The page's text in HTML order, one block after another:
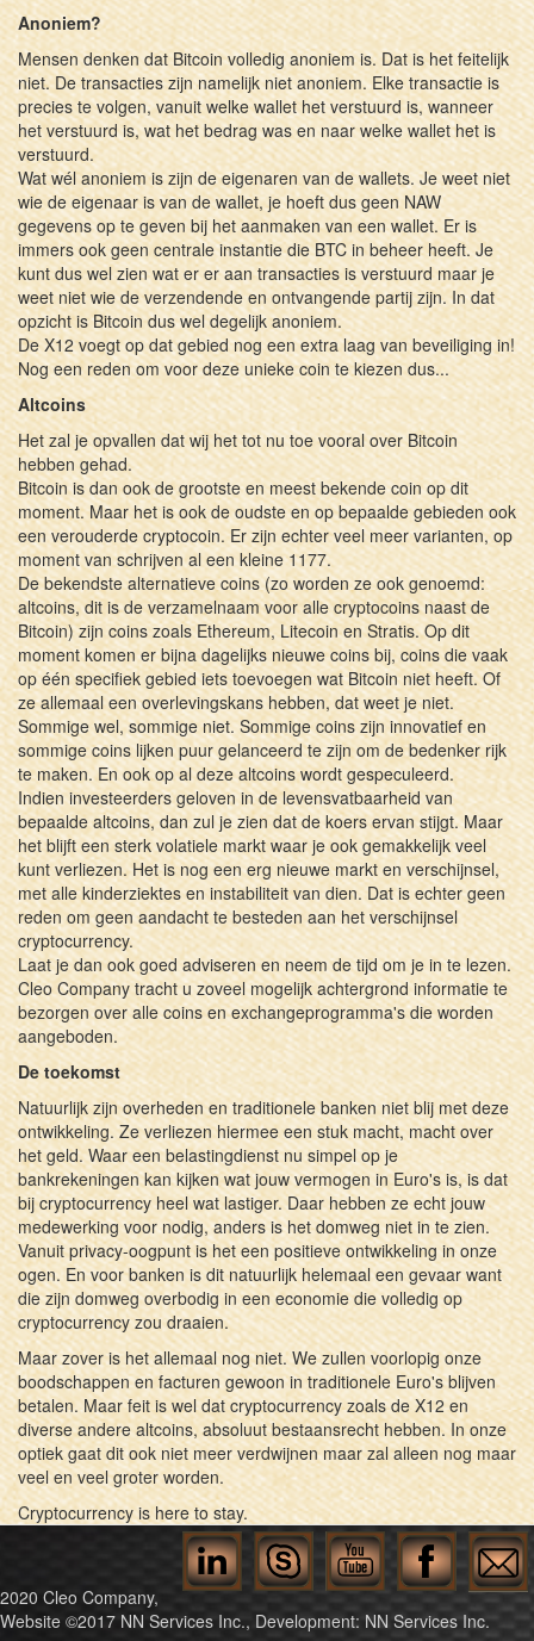
Anoniem?
Mensen denken dat Bitcoin volledig anoniem is. Dat is het feitelijk
niet. De transacties zijn namelijk niet anoniem. Elke transactie is
precies te volgen, vanuit welke wallet het verstuurd is, wanneer
het verstuurd is, wat het bedrag was en naar welke wallet het is
verstuurd.
Wat wél anoniem is zijn de eigenaren van de wallets. Je weet niet
wie de eigenaar is van de wallet, je hoeft dus geen NAW
gegevens op te geven bij het aanmaken van een wallet. Er is
immers ook geen centrale instantie die BTC in beheer heeft. Je
kunt dus wel zien wat er er aan transacties is verstuurd maar je
weet niet wie de verzendende en ontvangende partij zijn. In dat
opzicht is Bitcoin dus wel degelijk anoniem.
De X12 voegt op dat gebied nog een extra laag van beveiliging in!
Nog een reden om voor deze unieke coin te kiezen dus...
Altcoins
Het zal je opvallen dat wij het tot nu toe vooral over Bitcoin
hebben gehad.
Bitcoin is dan ook de grootste en meest bekende coin op dit
moment. Maar het is ook de oudste en op bepaalde gebieden ook
een verouderde cryptocoin. Er zijn echter veel meer varianten, op
moment van schrijven al een kleine 1177.
De bekendste alternatieve coins (zo worden ze ook genoemd:
altcoins, dit is de verzamelnaam voor alle cryptocoins naast de
Bitcoin) zijn coins zoals Ethereum, Litecoin en Stratis. Op dit
moment komen er bijna dagelijks nieuwe coins bij, coins die vaak
op één specifiek gebied iets toevoegen wat Bitcoin niet heeft. Of
ze allemaal een overlevingskans hebben, dat weet je niet.
Sommige wel, sommige niet. Sommige coins zijn innovatief en
sommige coins lijken puur gelanceerd te zijn om de bedenker rijk
te maken. En ook op al deze altcoins wordt gespeculeerd.
Indien investeerders geloven in de levensvatbaarheid van
bepaalde altcoins, dan zul je zien dat de koers ervan stijgt. Maar
het blijft een sterk volatiele markt waar je ook gemakkelijk veel
kunt verliezen. Het is nog een erg nieuwe markt en verschijnsel,
met alle kinderziektes en instabiliteit van dien. Dat is echter geen
reden om geen aandacht te besteden aan het verschijnsel
cryptocurrency.
Laat je dan ook goed adviseren en neem de tijd om je in te lezen.
Cleo Company tracht u zoveel mogelijk achtergrond informatie te
bezorgen over alle coins en exchangeprogramma's die worden
aangeboden.
De toekomst
Natuurlijk zijn overheden en traditionele banken niet blij met deze
ontwikkeling. Ze verliezen hiermee een stuk macht, macht over
het geld. Waar een belastingdienst nu simpel op je
bankrekeningen kan kijken wat jouw vermogen in Euro's is, is dat
bij cryptocurrency heel wat lastiger. Daar hebben ze echt jouw
medewerking voor nodig, anders is het domweg niet in te zien.
Vanuit privacy-oogpunt is het een positieve ontwikkeling in onze
ogen. En voor banken is dit natuurlijk helemaal een gevaar want
die zijn domweg overbodig in een economie die volledig op
cryptocurrency zou draaien.
Maar zover is het allemaal nog niet. We zullen voorlopig onze
boodschappen en facturen gewoon in traditionele Euro's blijven
betalen. Maar feit is wel dat cryptocurrency zoals de X12 en
diverse andere altcoins, absoluut bestaansrecht hebben. In onze
optiek gaat dit ook niet meer verdwijnen maar zal alleen nog maar
veel en veel groter worden.
Cryptocurrency is here to stay.
2020 Cleo Company,
Website ©2017 NN Services Inc., Development: NN Services Inc.